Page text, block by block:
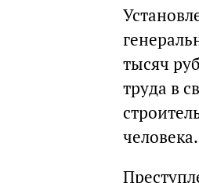
тысяч
труда в
человека.